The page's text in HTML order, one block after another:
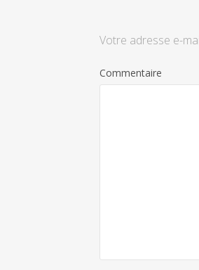
Votre adresse e-
Commentaire